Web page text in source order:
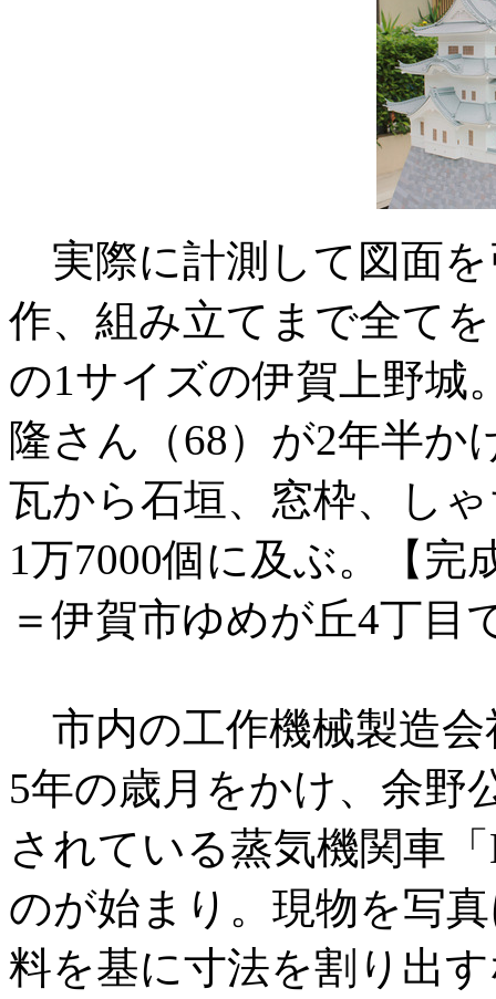
実際に計測して図面
作、組み立てまで全て
の1サイズの伊賀上野城
隆さん（68）が2年半か
瓦から石垣、窓枠、し
1万7000個に及ぶ。【
＝伊賀市ゆめが丘4丁目
市内の工作機械製造会
5年の歳月をかけ、余野
されている蒸気機関車
のが始まり。現物を写
料を基に寸法を割り出